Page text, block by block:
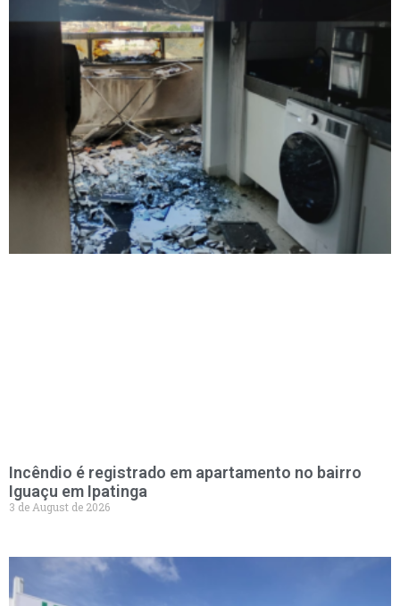
Incêndio é registrado em apartamento no bairro
Iguaçu em Ipatinga
3 de August de 2026